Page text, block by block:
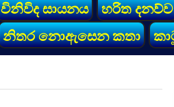
විනිවිද සායනය හරිත දනව්ව
නිතර නොඇසෙන කතා